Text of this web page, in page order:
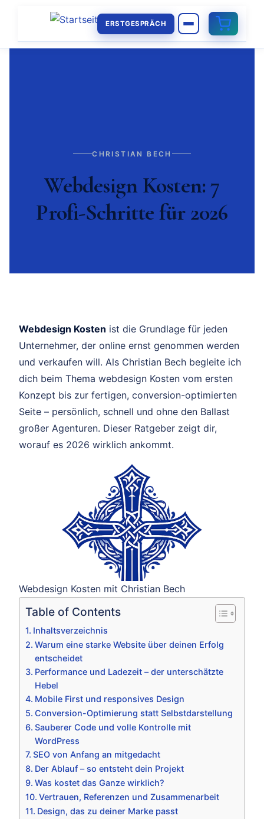
ERSTGESPRÄCH
CHRISTIAN BECH
Webdesign Kosten: 7
Profi-Schritte für 2026
Webdesign Kosten ist die Grundlage für jeden
Unternehmer, der online ernst genommen werden
und verkaufen will. Als Christian Bech begleite ich
dich beim Thema webdesign Kosten vom ersten
Konzept bis zur fertigen, conversion-optimierten
Seite – persönlich, schnell und ohne den Ballast
großer Agenturen. Dieser Ratgeber zeigt dir,
worauf es 2026 wirklich ankommt.
Webdesign Kosten mit Christian Bech
Table of Contents
Inhaltsverzeichnis
Warum eine starke Website über deinen Erfolg
entscheidet
Performance und Ladezeit – der unterschätzte
Hebel
Mobile First und responsives Design
Conversion-Optimierung statt Selbstdarstellung
Sauberer Code und volle Kontrolle mit
WordPress
SEO von Anfang an mitgedacht
Der Ablauf – so entsteht dein Projekt
Was kostet das Ganze wirklich?
Vertrauen, Referenzen und Zusammenarbeit
Design, das zu deiner Marke passt